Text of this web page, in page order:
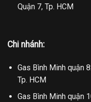
Quận 7, Tp. HCM
Chi nhánh:
Gas Bình Minh quận
Tp. HCM
Gas Bình Minh quận